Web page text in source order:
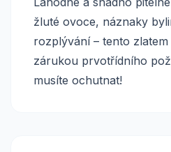
žluté ovoce, náznaky
rozplývání – tento
zárukou prvotřídního
musíte ochutnat!